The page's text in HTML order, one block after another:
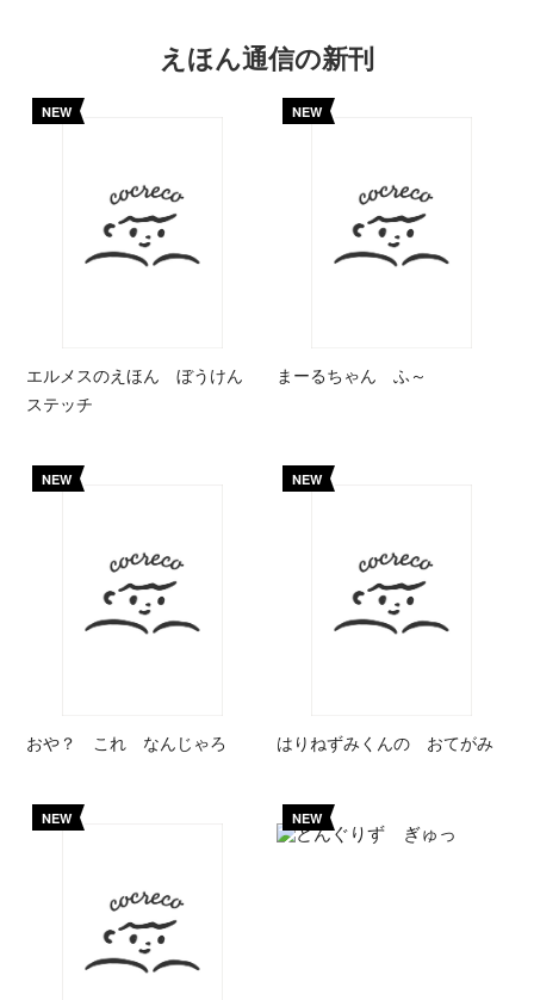
えほん通信の新刊
NEW
エルメスのえほん ぼうけん
ステッチ
NEW
まーるちゃん ふ～
NEW
おや？ これ なんじゃろ
NEW
はりねずみくんの おてがみ
NEW NEW